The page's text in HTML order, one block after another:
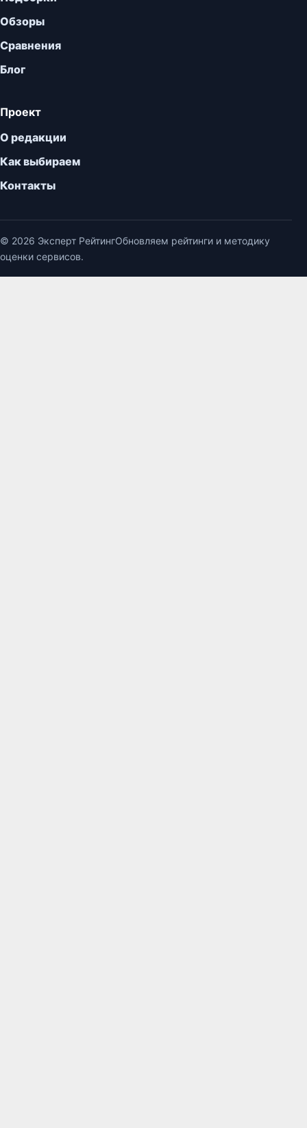
Обзоры
Сравнения
Блог
Проект
О редакции
Как выбираем
Контакты
© 2026 Эксперт РейтингОбновляем рейтинги и методику
оценки сервисов.